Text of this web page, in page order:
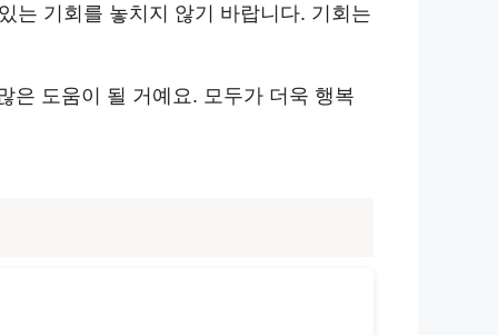
는 기회를 놓치지 않기 바랍니다. 기회는
은 도움이 될 거예요. 모두가 더욱 행복